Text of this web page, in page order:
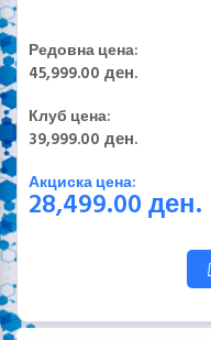
Редовна цена:
45,999.00 ден.
Клуб цена:
39,999.00 ден.
Акциска цена:
28,499.00ден.